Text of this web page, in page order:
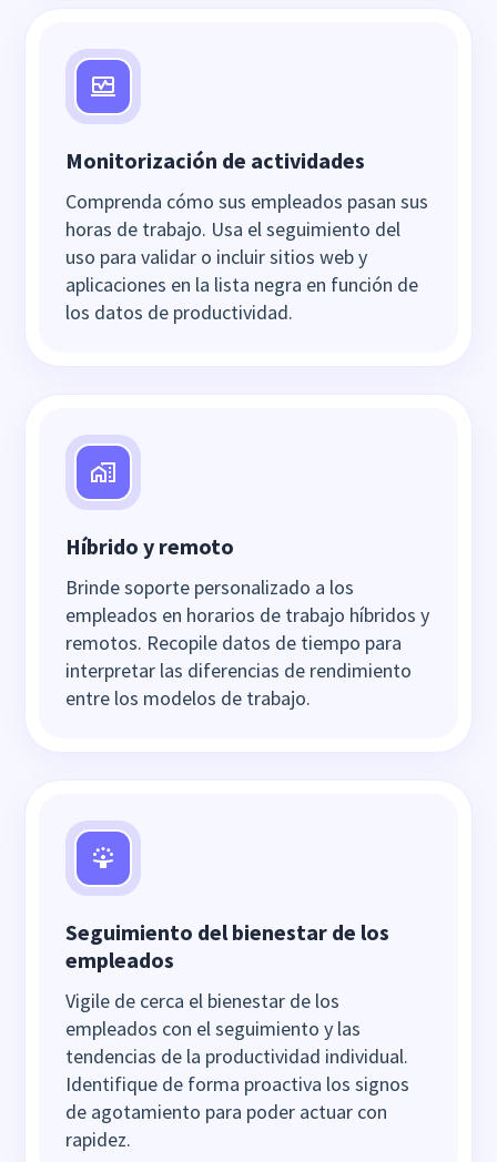
Monitorización de actividades
Comprenda cómo sus empleados pasan sus
horas de trabajo. Usa el seguimiento del
uso para validar o incluir sitios web y
aplicaciones en la lista negra en función de
los datos de productividad.
Híbrido y remoto
Brinde soporte personalizado a los
empleados en horarios de trabajo híbridos y
remotos. Recopile datos de tiempo para
interpretar las diferencias de rendimiento
entre los modelos de trabajo.
Seguimiento del bienestar de los
empleados
Vigile de cerca el bienestar de los
empleados con el seguimiento y las
tendencias de la productividad individual.
Identifique de forma proactiva los signos
de agotamiento para poder actuar con
rapidez.